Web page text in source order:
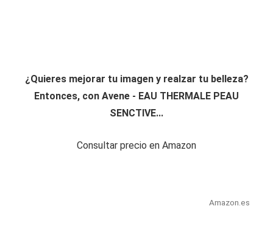
¿Quieres mejorar tu imagen y realzar tu belleza?
Entonces, con Avene - EAU THERMALE PEAU
SENCTIVE...
Consultar precio en Amazon
Amazon.es